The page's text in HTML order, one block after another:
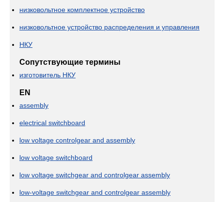
низковольтное комплектное устройство
низковольтное устройство распределения и управления
НКУ
Сопутствующие термины
изготовитель НКУ
EN
assembly
electrical switchboard
low voltage controlgear and assembly
low voltage switchboard
low voltage switchgear and controlgear assembly
low-voltage switchgear and controlgear assembly